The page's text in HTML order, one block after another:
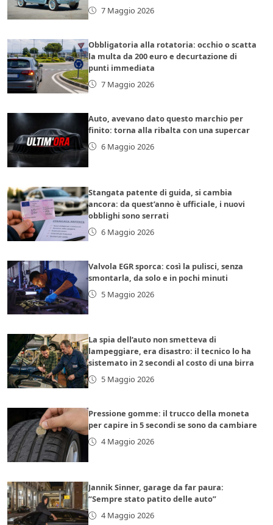
7 Maggio 2026
Obbligatoria alla rotatoria: occhio o scatta
la multa da 200 euro e decurtazione di
punti immediata
7 Maggio 2026
Auto, avevano dato questo marchio per
finito: torna alla ribalta con una supercar
6 Maggio 2026
Stangata patente di guida, si cambia
ancora: da quest’anno è ufficiale, i nuovi
obblighi sono serrati
6 Maggio 2026
Valvola EGR sporca: così la pulisci, senza
smontarla, da solo e in pochi minuti
5 Maggio 2026
La spia dell’auto non smetteva di
lampeggiare, era disastro: il tecnico lo ha
sistemato in 2 secondi al costo di una birra
5 Maggio 2026
Pressione gomme: il trucco della moneta
per capire in 5 secondi se sono da cambiare
4 Maggio 2026
Jannik Sinner, garage da far paura:
“Sempre stato patito delle auto”
4 Maggio 2026